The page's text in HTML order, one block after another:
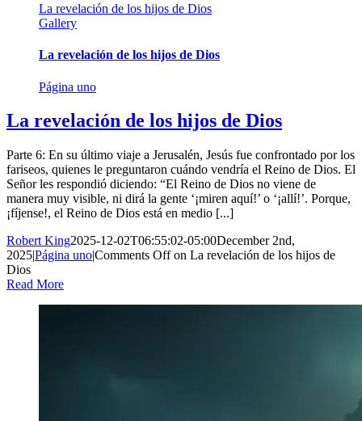
La revelación de los hijos de Dios
Gallery
La revelación de los hijos de Dios
Página uno
La revelación de los hijos de Dios
Parte 6: En su último viaje a Jerusalén, Jesús fue confrontado por los
fariseos, quienes le preguntaron cuándo vendría el Reino de Dios. El
Señor les respondió diciendo: “El Reino de Dios no viene de
manera muy visible, ni dirá la gente ‘¡miren aquí!’ o ‘¡allí!’. Porque,
¡fíjense!, el Reino de Dios está en medio [...]
Robert King2025-12-02T06:55:02-05:00December 2nd,
2025|Página uno|Comments Offon La revelación de los hijos de
Dios
Read More